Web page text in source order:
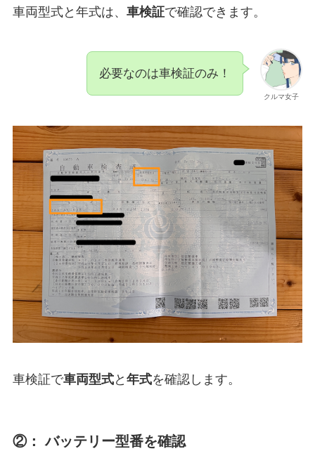
車両型式と年式は、 車検証で確認できます。
クルマ女子
必要なのは車検証のみ！
車検証で車両型式と 年式を確認します。
②： バッテリー型番を確認